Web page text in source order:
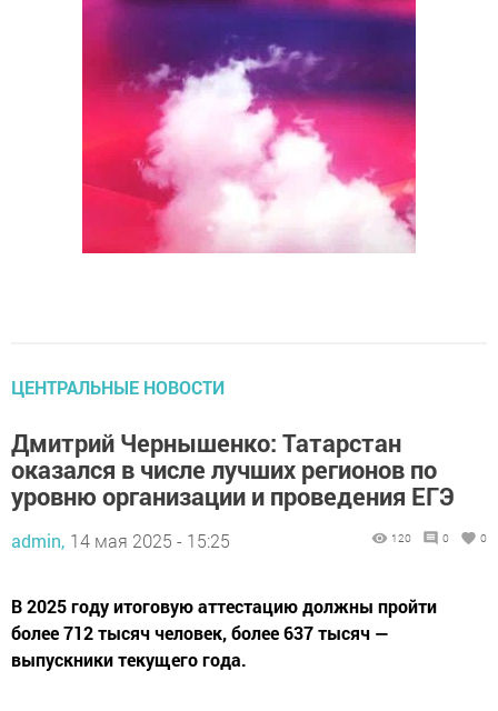
ЦЕНТРАЛЬНЫЕ НОВОСТИ
Дмитрий Чернышенко: Татарстан
оказался в числе лучших регионов по
уровню организации и проведения ЕГЭ
admin, 14 мая 2025 - 15:25 120 0 0
В 2025 году итоговую аттестацию должны пройти
более 712 тысяч человек, более 637 тысяч —
выпускники текущего года.